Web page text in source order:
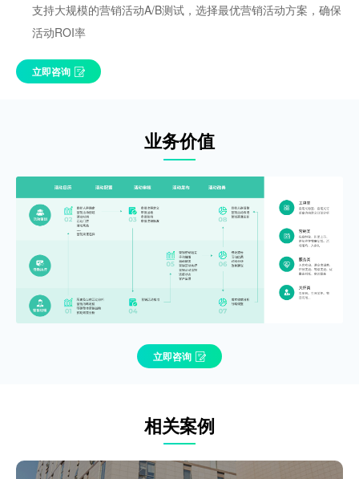
支持大规模的营销活动A/B测试，选择最优营销活动方案，确保
活动ROI率
立即咨询
业务价值
立即咨询
相关案例